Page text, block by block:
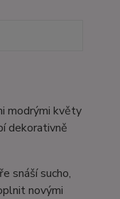
modrými květy
dekorativně
snáší sucho,
novými